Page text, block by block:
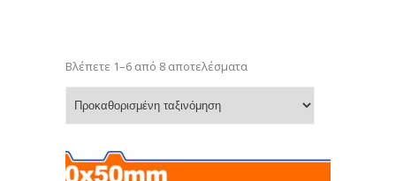
Βλέπετε 1–6 από 8 αποτελέσματα